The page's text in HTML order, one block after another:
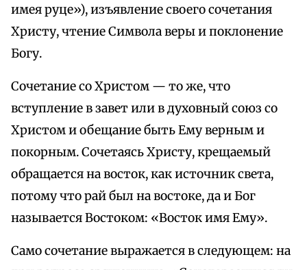
имея руце»), изъявление своего сочетания
Христу, чтение Символа веры и поклонение
Богу.
Сочетание со Христом — то же, что
вступление в завет или в духовный союз со
Христом и обещание быть Ему верным и
покорным. Сочетаясь Христу, крещаемый
обращается на восток, как источник света,
потому что рай был на востоке, да и Бог
называется Востоком: «Восток имя Ему».
Само сочетание выражается в следующем: на